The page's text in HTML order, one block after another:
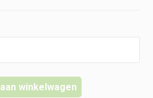
winkelwagen